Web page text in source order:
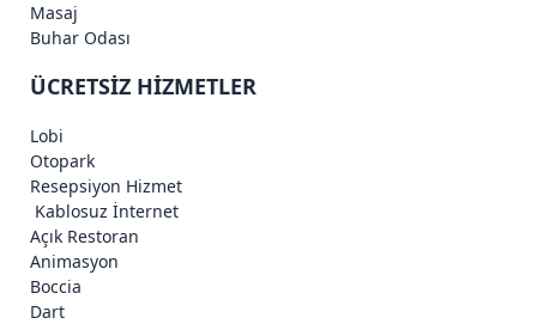
Masaj
Buhar Odası
ÜCRETSİZ HİZMETLER
Lobi
Otopark
Resepsiyon Hizmet
Kablosuz İnternet
Açık Restoran
Animasyon
Boccia
Dart